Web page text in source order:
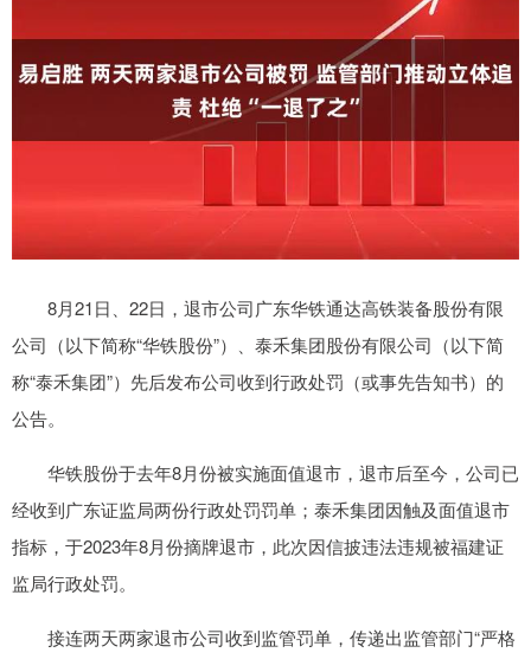
8月21日、22日，退市公司广东华铁通达高铁装备股份有限
公司（以下简称“华铁股份”）、泰禾集团股份有限公司（以下简
称“泰禾集团”）先后发布公司收到行政处罚（或事先告知书）的
公告。
华铁股份于去年8月份被实施面值退市，退市后至今，公司已
经收到广东证监局两份行政处罚罚单；泰禾集团因触及面值退市
指标，于2023年8月份摘牌退市，此次因信披违法违规被福建证
监局行政处罚。
接连两天两家退市公司收到监管罚单，传递出监管部门“严格